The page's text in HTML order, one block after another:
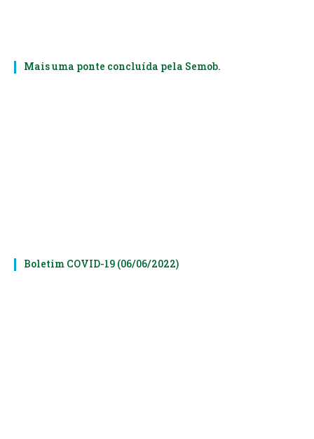
Mais uma ponte concluída pela Semob.
Boletim COVID-19 (06/06/2022)